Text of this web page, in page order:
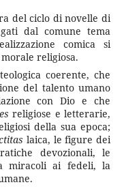
del ciclo di novelle di
dal comune tema
comica si
religiosa.
coerente, che
del talento umano
con Dio e che
religiose e letterarie,
della sua epoca;
laica, le figure dei
devozionali, le
miracoli ai fedeli, la